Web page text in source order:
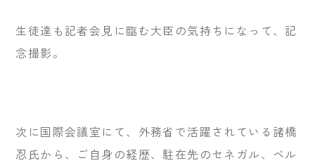
生徒達も記者会見に臨む大臣の気持ちになって、記
念撮影。
次に国際会議室にて、外務省で活躍されている諸橋
忍氏から、ご自身の経歴、駐在先のセネガル、ベル